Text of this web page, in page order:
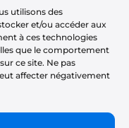
utilisons des
et/ou accéder aux
à ces technologies
que le comportement
ce site. Ne pas
affecter négativement